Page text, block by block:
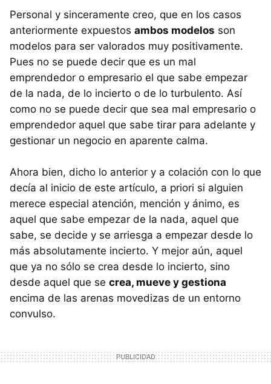
Personal y sinceramente creo, que en los casos
anteriormente expuestos ambos modelos son
modelos para ser valorados muy positivamente.
Pues no se puede decir que es un mal
emprendedor o empresario el que sabe empezar
de la nada, de lo incierto o de lo turbulento. Así
como no se puede decir que sea mal empresario o
emprendedor aquel que sabe tirar para adelante y
gestionar un negocio en aparente calma.
Ahora bien, dicho lo anterior y a colación con lo que
decía al inicio de este artículo, a priori si alguien
merece especial atención, mención y ánimo, es
aquel que sabe empezar de la nada, aquel que
sabe, se decide y se arriesga a empezar desde lo
más absolutamente incierto. Y mejor aún, aquel
que ya no sólo se crea desde lo incierto, sino
desde aquel que se crea, mueve y gestiona
encima de las arenas movedizas de un entorno
convulso.